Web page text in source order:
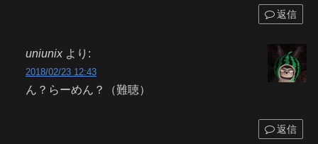
返信
uniunix より:
2018/02/23 12:43
ん？らーめん？（難聴）
返信